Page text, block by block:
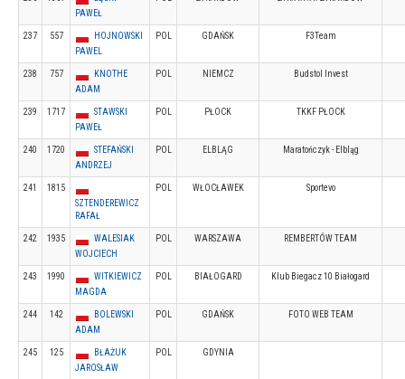
PAWEŁ
237 557
HOJNOWSKI
PAWEL
POL GDAŃSK F3Team
238 757
KNOTHE
ADAM
POL NIEMCZ Budstol Invest
239 1717
STAWSKI
PAWEŁ
POL PŁOCK TKKF PŁOCK
240 1720
STEFAŃSKI
ANDRZEJ
POL ELBLĄG Maratończyk - Elbląg
241
1815
SZTENDEREWICZ
RAFAŁ
POL WŁOCŁAWEK Sportevo
242 1935
WALESIAK
WOJCIECH
POL WARSZAWA REMBERTÓW TEAM
243 1990
WITKIEWICZ
MAGDA
POL BIAŁOGARD Klub Biegacz 10 Białogard
244 142
BOLEWSKI
ADAM
POL GDAŃSK FOTO WEB TEAM
245 125
BŁAŻUK
JAROSŁAW
POL GDYNIA